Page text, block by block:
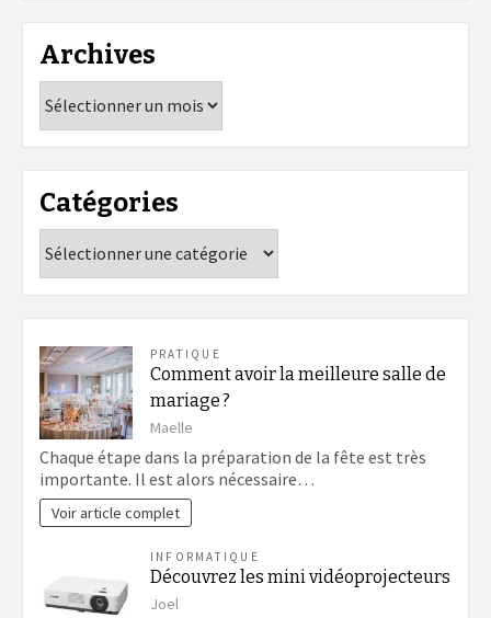
Archives
Catégories
PRATIQUE
Comment avoir la meilleure salle de
mariage ?
Maelle
Chaque étape dans la préparation de la fête est très
importante. Il est alors nécessaire…
Voir article complet
INFORMATIQUE
Découvrez les mini vidéoprojecteurs
Joel